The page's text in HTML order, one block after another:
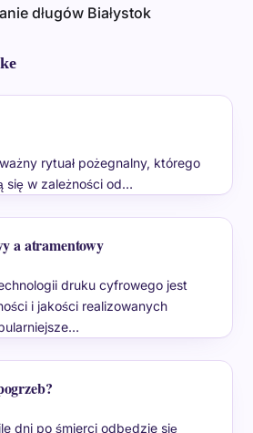
długów Białystok
rytuał pożegnalny, którego
się w zależności od…
a atramentowy
druku cyfrowego jest
i jakości realizowanych
dni po śmierci odbędzie się